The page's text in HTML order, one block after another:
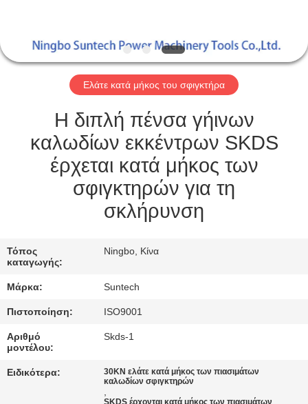
ΕΙΔΉΣΕΙΣ
ΖΗΤΉΣΤΕ
ΜΙΑ
ΠΡΟΣΦΟΡΆ
ΠΟΛΙΤΙΚΉ
ΑΠΟΡΡΉΤΟΥ
Ελάτε κατά μήκος του σφιγκτήρα
Η διπλή πένσα γήινων
καλωδίων εκκέντρων SKDS
έρχεται κατά μήκος των
σφιγκτηρών για τη
σκλήρυνση
Τόπος
καταγωγής:
Ningbo, Κίνα
Μάρκα: Suntech
Πιστοποίηση: ISO9001
Αριθμό
μοντέλου:
Skds-1
Ειδικότερα:
30KN ελάτε κατά μήκος των πιασιμάτων
καλωδίων σφιγκτηρών
,